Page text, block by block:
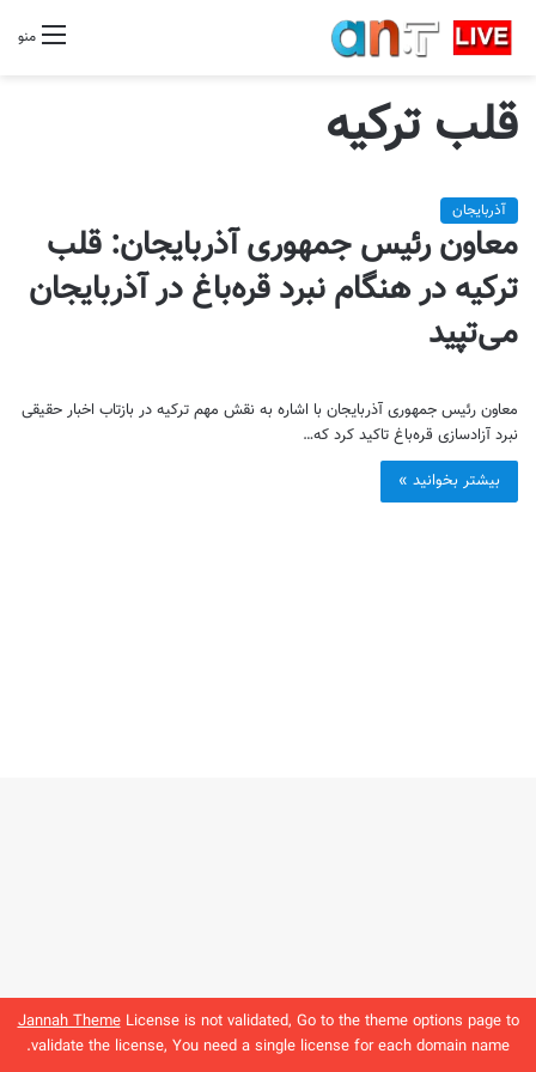
Jannah ThemeLicense is not validated, Go to the theme options page to
validate the license, You need a single license for each domain name.
منو
قلب ترکیه
آذربایجان
معاون رئیس جمهوری آذربایجان: قلب
ترکیه در هنگام نبرد قره‌باغ در آذربایجان
می‌تپید
معاون رئیس جمهوری آذربایجان با اشاره به نقش مهم ترکیه در بازتاب اخبار حقیقی
نبرد آزادسازی قره‌باغ تاکید کرد که…
بیشتر بخوانید »